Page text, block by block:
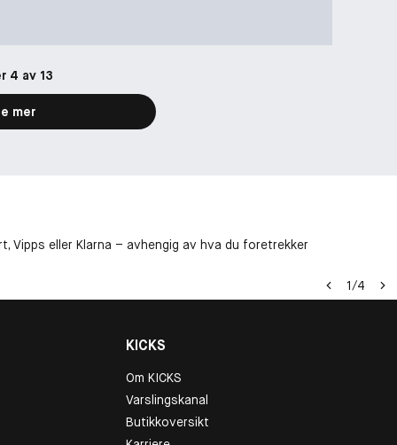
4 av 13
mer
Vipps eller Klarna – avhengig av hva du foretrekker
1/4
KICKS
Om KICKS
Varslingskanal
Butikkoversikt